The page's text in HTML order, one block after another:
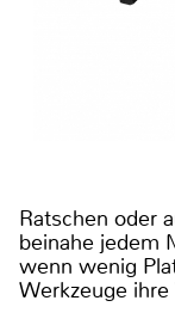
Ratschen oder
beinahe jedem
wenn wenig
Werkzeuge